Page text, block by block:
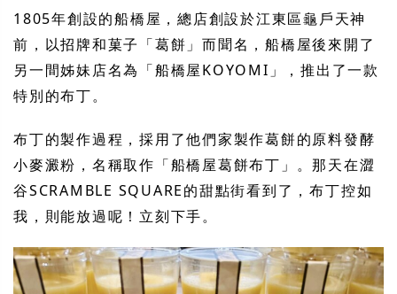
1805年創設的船橋屋，總店創設於江東區龜戶天神
前，以招牌和菓子「葛餅」而聞名，船橋屋後來開了
另一間姊妹店名為「船橋屋KOYOMI」，推出了一款
特別的布丁。
布丁的製作過程，採用了他們家製作葛餅的原料發酵
小麥澱粉，名稱取作「船橋屋葛餅布丁」。那天在澀
谷SCRAMBLE SQUARE的甜點街看到了，布丁控如
我，則能放過呢！立刻下手。